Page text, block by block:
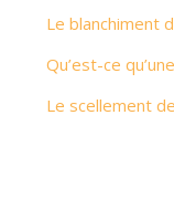
Le blanchiment
Qu’est-ce
Le scellement